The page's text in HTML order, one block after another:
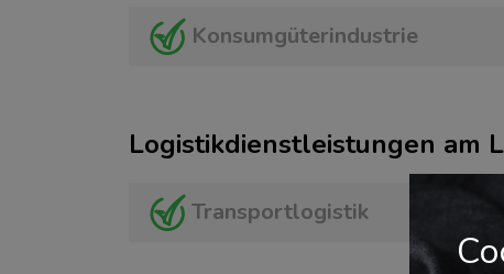
Konsumgüterindustrie
Logistikdienstleistungen am
Transportlogistik